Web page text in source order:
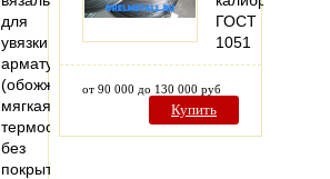
для
увязки
арматуры
(обожженая,
мягкая,
термообработанная)
без
покрытия
ГОСТ
1051
от 90 000 до 130 000 руб
Купить